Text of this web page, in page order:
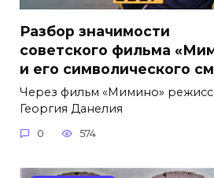
Разбор значимости
советского фильма
и его символического
Через фильм «Мимино»
Георгия Данелия
0 574